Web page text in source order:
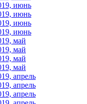
июнь
июнь
июнь
июнь
май
май
май
май
апрель
апрель
апрель